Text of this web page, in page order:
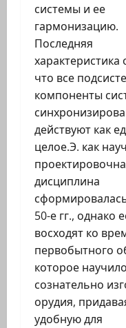
системы и ее
гармонизацию.
Последняя
характеристика
что все
компоненты
действуют как
целое.Э. как
дисциплина
50-е гг., однако
восходят ко
первобытного
которое
сознательно
орудия,
удобную для